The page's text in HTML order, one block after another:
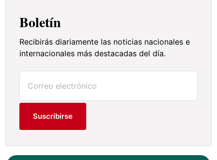
Boletín
Recibirás diariamente las noticias nacionales e
internacionales más destacadas del día.
Suscribirse